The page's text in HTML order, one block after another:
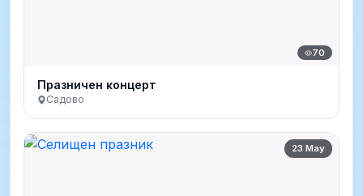
70
Празничен концерт
Садово
23 May